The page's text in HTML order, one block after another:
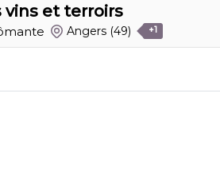
vins et terroirs
Angers (49) +1